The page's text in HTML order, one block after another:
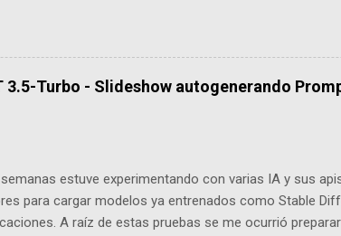
youtu.be/0ziMV_AkZr8 Antes de continuar, todo lo
con el único fin de experimentar, aprender, ver
esto se publica automáticamente en las
ai_automations y se sube a mi propia api para una
3.5-Turbo - Slideshow autogenerando
estuve experimentando con varias IA y sus
para cargar modelos ya entrenados como Stable
A raíz de estas pruebas se me ocurrió